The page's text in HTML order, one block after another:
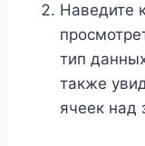
Наведите
тип
также
ячеек над